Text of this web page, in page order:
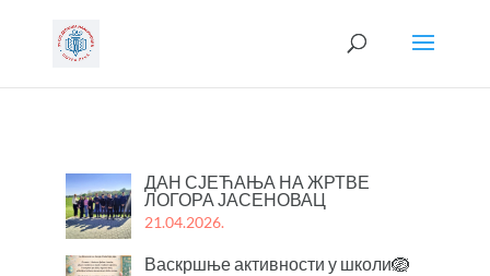
ДАН СЈЕЋАЊА НА ЖРТВЕ
ЛОГОРА ЈАСЕНОВАЦ
21.04.2026.
Васкршње активности у школи🪺